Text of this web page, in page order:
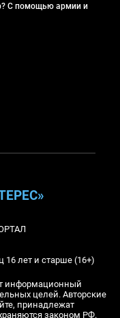
С помощью армии и
лет и старше (16+)
информационный
целей. Авторские
принадлежат
законом РФ.